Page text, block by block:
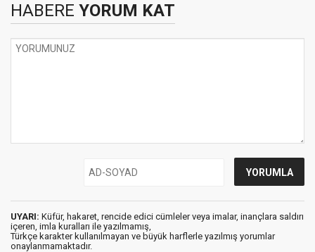
HABERE YORUM KAT
UYARI: Küfür, hakaret, rencide edici cümleler veya imalar, inançlara saldırı
içeren, imla kuralları ile yazılmamış,
Türkçe karakter kullanılmayan ve büyük harflerle yazılmış yorumlar
onaylanmamaktadır.